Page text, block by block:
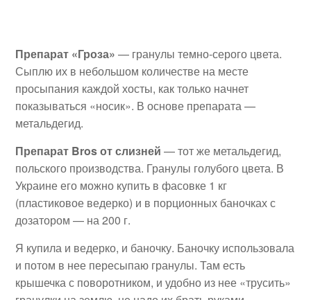
Препарат «Гроза» — гранулы темно-серого цвета.
Сыплю их в небольшом количестве на месте
просыпания каждой хосты, как только начнет
показываться «носик». В основе препарата —
метальдегид.
Препарат Bros от слизней — тот же метальдегид,
польского производства. Гранулы голубого цвета. В
Украине его можно купить в фасовке 1 кг
(пластиковое ведерко) и в порционных баночках с
дозатором — на 200 г.
Я купила и ведерко, и баночку. Баночку использовала
и потом в нее пересыпаю гранулы. Там есть
крышечка с поворотником, и удобно из нее «трусить»